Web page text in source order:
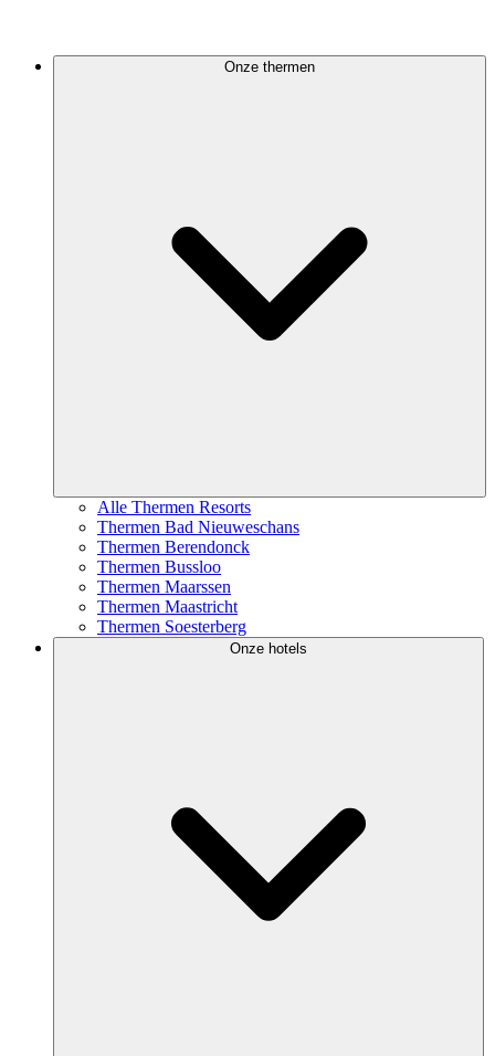
Onze thermen
Alle Thermen Resorts
Thermen Bad Nieuweschans
Thermen Berendonck
Thermen Bussloo
Thermen Maarssen
Thermen Maastricht
Thermen Soesterberg
Onze hotels